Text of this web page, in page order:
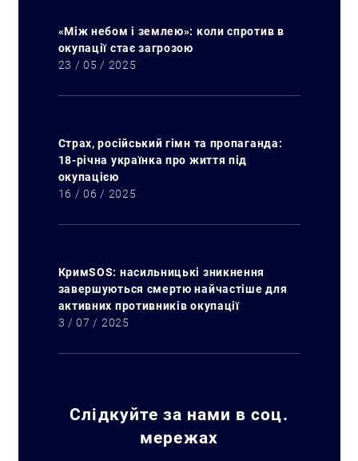
«Між небом і землею»: коли спротив в
окупації стає загрозою
23 / 05 / 2025
Страх, російський гімн та пропаганда:
18-річна українка про життя під
окупацією
16 / 06 / 2025
КримSOS: насильницькі зникнення
завершуються смертю найчастіше для
активних противників окупації
3 / 07 / 2025
Слідкуйте за нами в соц.
мережах